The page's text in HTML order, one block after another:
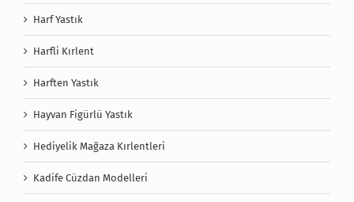
Harf Yastık
Harfli Kırlent
Harften Yastık
Hayvan Figürlü Yastık
Hediyelik Mağaza Kırlentleri
Kadife Cüzdan Modelleri